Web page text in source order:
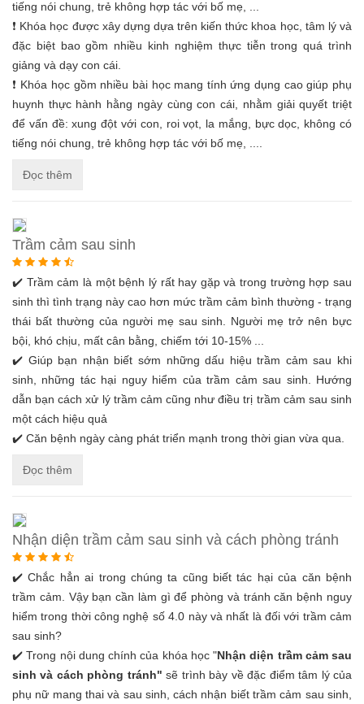
tiếng nói chung, trẻ không hợp tác với bố mẹ, ...
❗ Khóa học được xây dựng dựa trên kiến thức khoa học, tâm lý và
đặc biệt bao gồm nhiều kinh nghiệm thực tiễn trong quá trình
giảng và dạy con cái.
❗ Khóa học gồm nhiều bài học mang tính ứng dụng cao giúp phụ
huynh thực hành hằng ngày cùng con cái, nhằm giải quyết triệt
để vấn đề: xung đột với con, roi vọt, la mắng, bực dọc, không có
tiếng nói chung, trẻ không hợp tác với bố mẹ, ....
Đọc thêm
Trầm cảm sau sinh
✔️ Trầm cảm là một bệnh lý rất hay gặp và trong trường hợp sau
sinh thì tình trạng này cao hơn mức trầm cảm bình thường - trạng
thái bất thường của người mẹ sau sinh. Người mẹ trở nên bực
bội, khó chịu, mất cân bằng, chiếm tới 10-15% ...
✔️ Giúp bạn nhận biết sớm những dấu hiệu trầm cảm sau khi
sinh, những tác hại nguy hiểm của trầm cảm sau sinh. Hướng
dẫn bạn cách xử lý trầm cảm cũng như điều trị trầm cảm sau sinh
một cách hiệu quả
✔️ Căn bệnh ngày càng phát triển mạnh trong thời gian vừa qua.
Đọc thêm
Nhận diện trầm cảm sau sinh và cách phòng tránh
✔️ Chắc hẳn ai trong chúng ta cũng biết tác hại của căn bệnh
trầm cảm. Vậy bạn cần làm gì để phòng và tránh căn bệnh nguy
hiểm trong thời công nghệ số 4.0 này và nhất là đối với trầm cảm
sau sinh?
✔️ Trong nội dung chính của khóa học "Nhận diện trầm cảm sau
sinh và cách phòng tránh" sẽ trình bày về đặc điểm tâm lý của
phụ nữ mang thai và sau sinh, cách nhận biết trầm cảm sau sinh,